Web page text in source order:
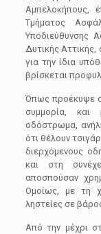
Αμπελοκήπους,
Τμήματος
Υποδιεύθυνσης
Δυτικής
για την ίδια
βρίσκεται
Όπως προέκυψε
συμμορία, και
οδόστρωμα,
ότι θέλουν
διερχόμενους
και στη
αποσπούσαν
Ομοίως, με τη
ληστείες σε
Από την μέχρι